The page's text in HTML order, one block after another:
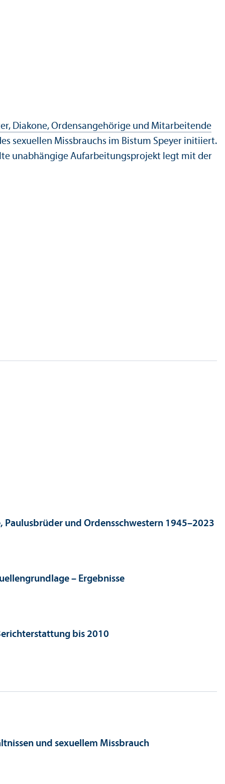
Diakone, Ordensangehörige und Mitarbeitende
sexuellen Missbrauchs im Bistum Speyer initiiert.
unabhängige Aufarbeitungs­projekt legt mit der
Paulusbrüder und Ordensschwestern 1945–2023
– Ergebnisse
bis 2010
und sexuellem Missbrauch